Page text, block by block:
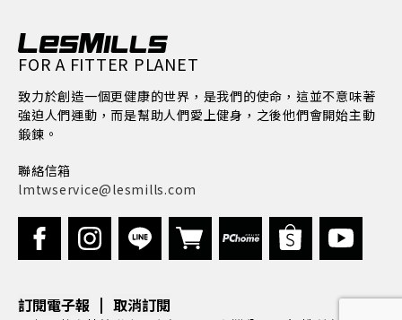
FOR A FITTER PLANET
致力於創造一個更健康的世界，是我們的使命，這並不意味著
強迫人們運動，而是幫助人們愛上健身，之後他們會開始主動
鍛鍊。
聯絡信箱
lmtwservice@lesmills.com
訂閱電子報 | 取消訂閱